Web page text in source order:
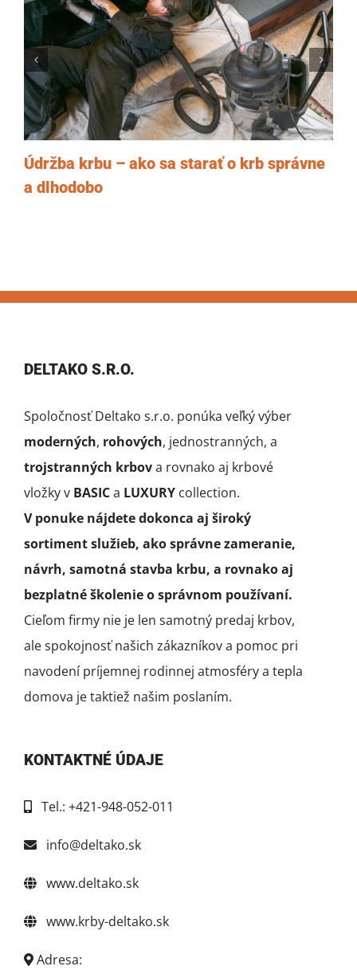
Údržba krbu – ako sa starať o krb správne
a dlhodobo
DELTAKO S.R.O.
Spoločnosť Deltako s.r.o. ponúka veľký výber
moderných, rohových, jednostranných, a
trojstranných krbova rovnako aj krbové
vložky v BASICa LUXURY collection.
V ponuke nájdete dokonca aj široký
sortiment služieb, ako správne zameranie,
návrh, samotná stavba krbu, a rovnako aj
bezplatné školenie o správnom používaní.
Cieľom firmy nie je len samotný predaj krbov,
ale spokojnosť našich zákazníkov a pomoc pri
navodení príjemnej rodinnej atmosféry a tepla
domova je taktiež našim poslaním.
KONTAKTNÉ ÚDAJE
Tel.: +421-948-052-011
info@deltako.sk
www.deltako.sk
www.krby-deltako.sk
Adresa: